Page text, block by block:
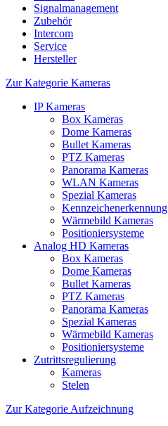
Signalmanagement
Zubehör
Intercom
Service
Hersteller
Zur Kategorie Kameras
IP Kameras
Box Kameras
Dome Kameras
Bullet Kameras
PTZ Kameras
Panorama Kameras
WLAN Kameras
Spezial Kameras
Kennzeichenerkennung
Wärmebild Kameras
Positioniersysteme
Analog HD Kameras
Box Kameras
Dome Kameras
Bullet Kameras
PTZ Kameras
Panorama Kameras
Spezial Kameras
Wärmebild Kameras
Positioniersysteme
Zutrittsregulierung
Kameras
Stelen
Zur Kategorie Aufzeichnung